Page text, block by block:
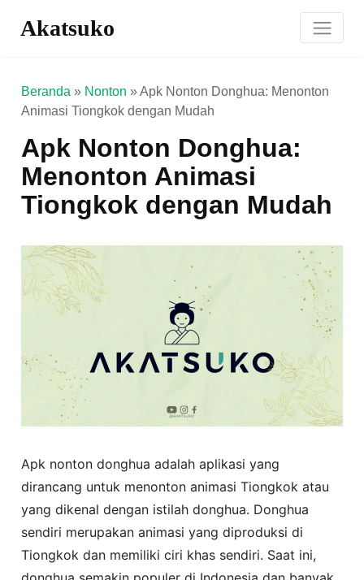
Akatsuko
Beranda » Nonton »Apk Nonton Donghua: Menonton
Animasi Tiongkok dengan Mudah
Apk Nonton Donghua:
Menonton Animasi
Tiongkok dengan Mudah
Apk nonton donghua adalah aplikasi yang
dirancang untuk menonton animasi Tiongkok atau
yang dikenal dengan istilah donghua. Donghua
sendiri merupakan animasi yang diproduksi di
Tiongkok dan memiliki ciri khas sendiri. Saat ini,